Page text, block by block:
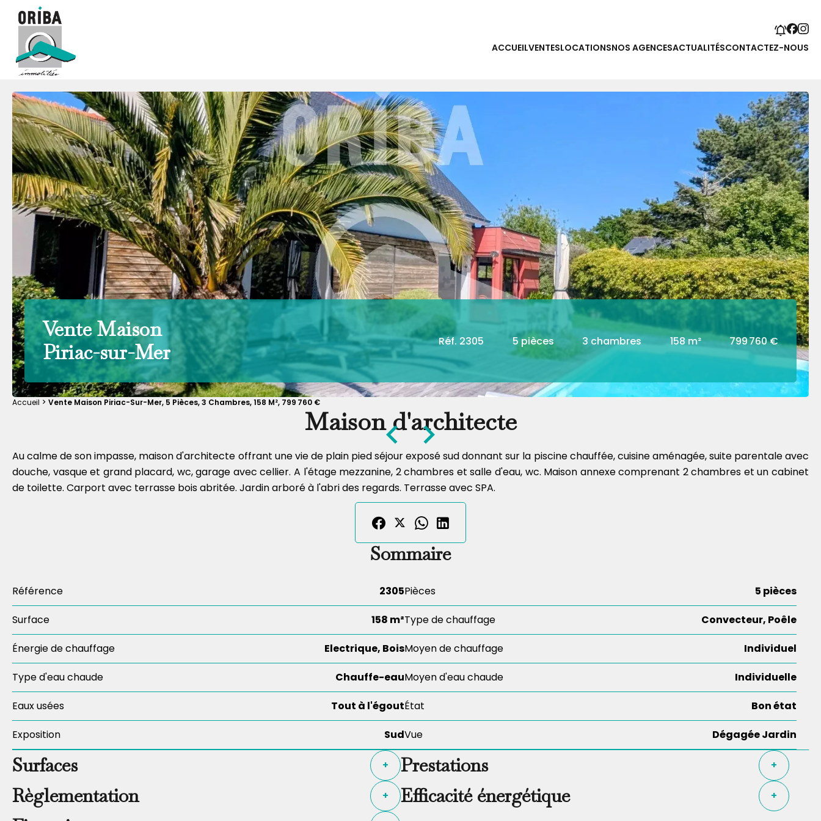
ACCUEILVENTESLOCATIONSNOS AGENCESACTUALITÉSCONTACTEZ-NOUS
Vente Maison
Piriac-sur-Mer
Réf. 2305 5 pièces 3 chambres 158 m² 799 760 €
Accueil Vente Maison Piriac-Sur-Mer, 5 Pièces, 3 Chambres, 158 M², 799 760 €
Maison d'architecte
Au calme de son impasse, maison d'architecte offrant une vie de plain pied séjour exposé sud donnant sur la piscine chauffée, cuisine aménagée, suite parentale avec
douche, vasque et grand placard, wc, garage avec cellier. A l'étage mezzanine, 2 chambres et salle d'eau, wc. Maison annexe comprenant 2 chambres et un cabinet
de toilette. Carport avec terrasse bois abritée. Jardin arboré à l'abri des regards. Terrasse avec SPA.
Sommaire
Référence 2305Pièces 5 pièces
Surface 158 m²Type de chauffage Convecteur, Poêle
Énergie de chauffage Electrique, BoisMoyen de chauffage Individuel
Type d'eau chaude Chauffe-eauMoyen d'eau chaude Individuelle
Eaux usées Tout à l'égoutÉtat Bon état
Exposition SudVue Dégagée Jardin
Surfaces + Prestations +
Règlementation + Efficacité énergétique +